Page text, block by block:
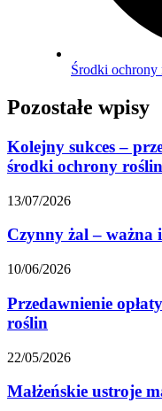
Środki ochrony
Pozostałe wpisy
Kolejny sukces –
środki ochrony roślin
13/07/2026
Czynny żal – ważna
10/06/2026
Przedawnienie
roślin
22/05/2026
Małżeńskie ustroje